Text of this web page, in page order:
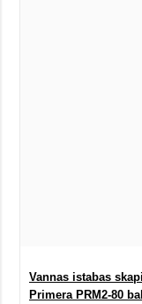
Vannas istabas
Primera PRM2-80